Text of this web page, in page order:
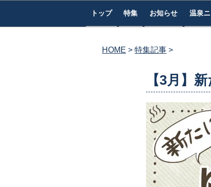
トップ 特集 お知らせ 温泉
HOME 特集記事
【3月】